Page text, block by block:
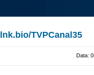
lnk.bio/TVPCanal35
Data: